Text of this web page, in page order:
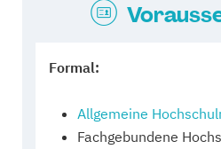
Formal:
Allgemeine
Fachgebundene